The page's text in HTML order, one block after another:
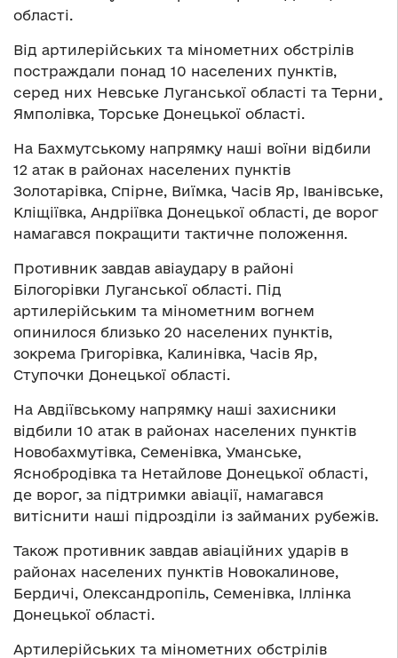
області.
Від артилерійських та мінометних обстрілів
постраждали понад 10 населених пунктів,
серед них Невське Луганської області та Терни¸
Ямполівка, Торське Донецької області.
На Бахмутському напрямку наші воїни відбили
12 атак в районах населених пунктів
Золотарівка, Спірне, Виїмка, Часів Яр, Іванівське,
Кліщіївка, Андріївка Донецької області, де ворог
намагався покращити тактичне положення.
Противник завдав авіаудару в районі
Білогорівки Луганської області. Під
артилерійським та мінометним вогнем
опинилося близько 20 населених пунктів,
зокрема Григорівка, Калинівка, Часів Яр,
Ступочки Донецької області.
На Авдіївському напрямку наші захисники
відбили 10 атак в районах населених пунктів
Новобахмутівка, Семенівка, Уманське,
Яснобродівка та Нетайлове Донецької області,
де ворог, за підтримки авіації, намагався
витіснити наші підрозділи із займаних рубежів.
Також противник завдав авіаційних ударів в
районах населених пунктів Новокалинове,
Бердичі, Олександропіль, Семенівка, Іллінка
Донецької області.
Артилерійських та мінометних обстрілів